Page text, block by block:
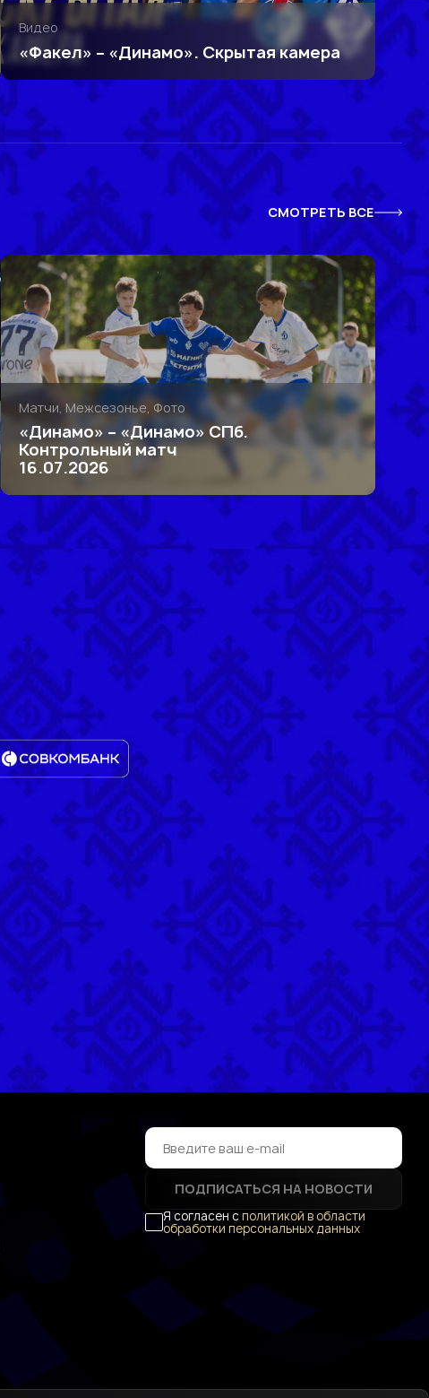
Видео
«Факел» – «Динамо». Скрытая камера
СМОТРЕТЬ ВСЕ
Матчи, Межсезонье, Фото
«Динамо» – «Динамо» СПб.
Контрольный матч
16.07.2026
ПОДПИСАТЬСЯ НА НОВОСТИ
Я согласен сполитикой в области
обработки персональных данных